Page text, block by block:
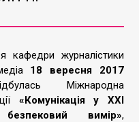
кафедри журналістики
18 вересня 2017
Міжнародна
«Комунікація у ХХІ
безпековий вимір»,